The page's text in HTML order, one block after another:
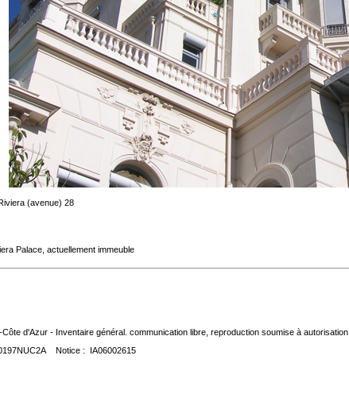
(avenue) 28
Palace, actuellement immeuble
d'Azur - Inventaire général. communication libre, reproduction soumise à autorisation
Notice : IA06002615